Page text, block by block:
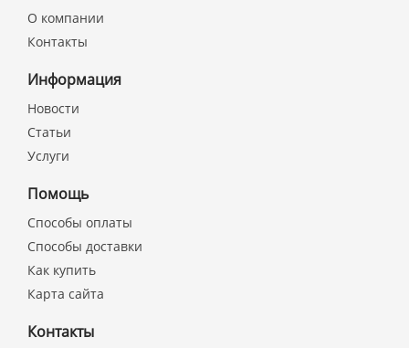
О компании
Контакты
Информация
Новости
Статьи
Услуги
Помощь
Способы оплаты
Способы доставки
Как купить
Карта сайта
Контакты